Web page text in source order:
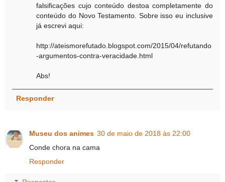
falsificações cujo conteúdo destoa completamente do
conteúdo do Novo Testamento. Sobre isso eu inclusive
já escrevi aqui:
http://ateismorefutado.blogspot.com/2015/04/refutando
-argumentos-contra-veracidade.html
Abs!
Responder
Museu dos animes 30 de maio de 2018 às 22:00
Conde chora na cama
Responder